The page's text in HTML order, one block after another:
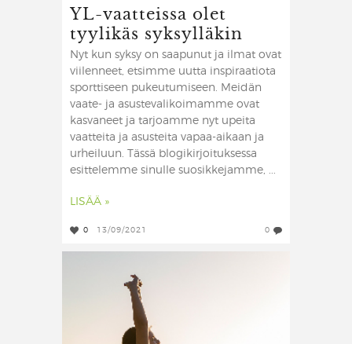
YL-vaatteissa olet
tyylikäs syksylläkin
Nyt kun syksy on saapunut ja ilmat ovat
viilenneet, etsimme uutta inspiraatiota
sporttiseen pukeutumiseen. Meidän
vaate- ja asustevalikoimamme ovat
kasvaneet ja tarjoamme nyt upeita
vaatteita ja asusteita vapaa-aikaan ja
urheiluun. Tässä blogikirjoituksessa
esittelemme sinulle suosikkejamme, ...
LISÄÄ »
0 13/09/2021 0